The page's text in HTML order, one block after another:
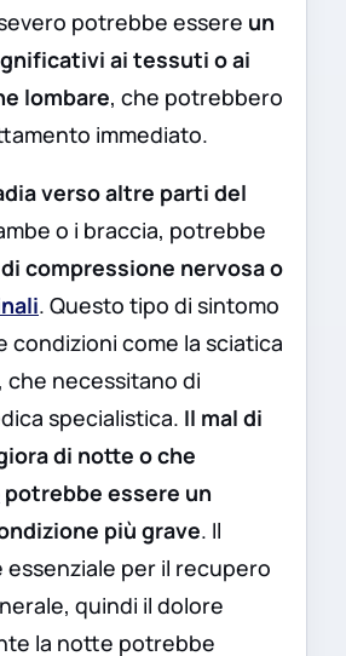
potrebbe essere un
ai tessuti o ai
lombare, che potrebbero
immediato.
verso altre parti del
o i braccia, potrebbe
compressione nervosa o
. Questo tipo di sintomo
condizioni come la sciatica
che necessitano di
specialistica. Il mal di
di notte o che
potrebbe essere un
più grave. Il
per il recupero
quindi il dolore
la notte potrebbe